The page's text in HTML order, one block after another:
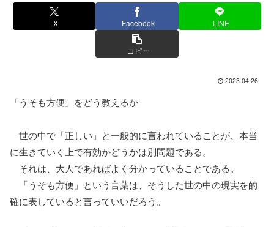
X Facebook LINE
コピー
2023.04.26
「うそも方便」をどう教えるか
世の中で「正しい」と一般的に言われていることが、本当
に生きていく上で有効かどうかは別問題である。
それは、大人であればよく分かっていることである。
「うそも方便」という言葉は、そうした世の中の現実を的
確に表していると言っていいだろう。